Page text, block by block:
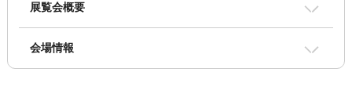
展覧会概要
会場情報